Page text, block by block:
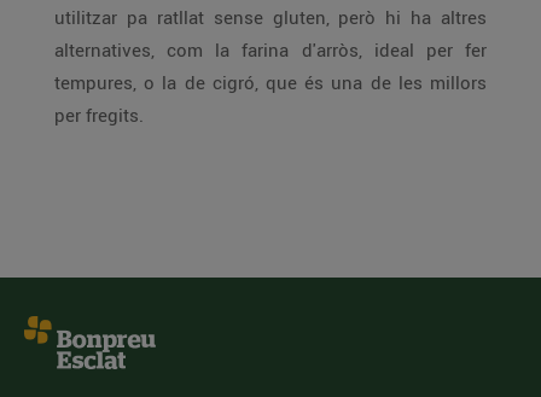
utilitzar pa ratllat sense gluten, però hi ha altres
alternatives, com la farina d'arròs, ideal per fer
tempures, o la de cigró, que és una de les millors
per fregits.